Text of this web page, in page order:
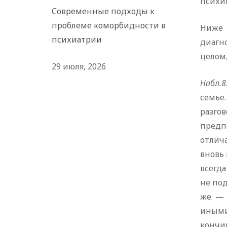
Ниже
не
же —
Современные подходы к
проблеме коморбидности в
психиатрии
29 июля, 2026